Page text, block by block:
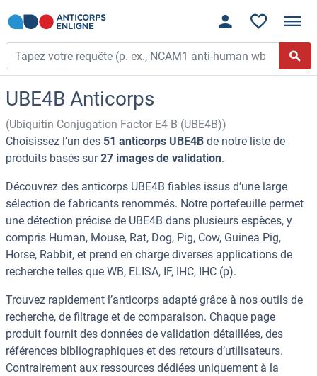
UBE4B Anticorps
(Ubiquitin Conjugation Factor E4 B (UBE4B))
Choisissez l’un des 51 anticorps UBE4B de notre liste de
produits basés sur27 images de validation.
Découvrez des anticorps UBE4B fiables issus d’une large
sélection de fabricants renommés. Notre portefeuille permet
une détection précise de UBE4B dans plusieurs espèces, y
compris Human, Mouse, Rat, Dog, Pig, Cow, Guinea Pig,
Horse, Rabbit, et prend en charge diverses applications de
recherche telles que WB, ELISA, IF, IHC, IHC (p).
Trouvez rapidement l’anticorps adapté grâce à nos outils de
recherche, de filtrage et de comparaison. Chaque page
produit fournit des données de validation détaillées, des
références bibliographiques et des retours d’utilisateurs.
Contrairement aux ressources dédiées uniquement à la